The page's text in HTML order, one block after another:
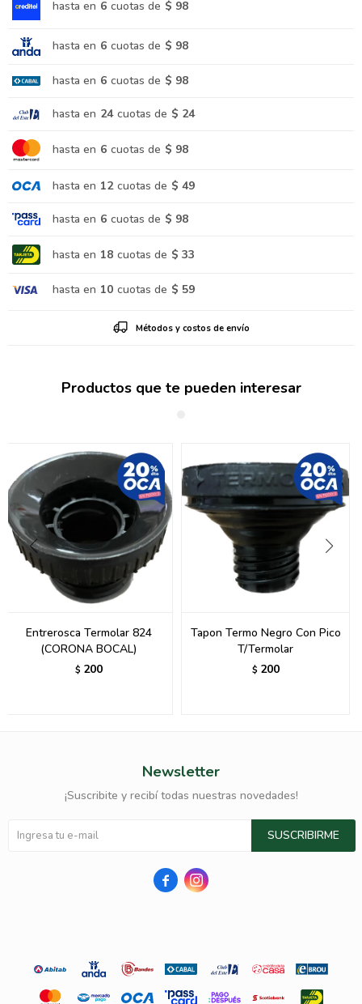
hasta en 6 cuotas de $ 98
hasta en 6 cuotas de $ 98
hasta en 6 cuotas de $ 98
hasta en 24 cuotas de $ 24
hasta en 6 cuotas de $ 98
hasta en 12 cuotas de $ 49
hasta en 6 cuotas de $ 98
hasta en 18 cuotas de $ 33
hasta en 10 cuotas de $ 59
Métodos y costos de envío
Productos que te pueden interesar
Entrerosca Termolar 824
(CORONA BOCAL)
$ 200
Tapon Termo Negro Con Pico
T/Termolar
$ 200
Newsletter
¡Suscribite y recibí todas nuestras novedades!
SUSCRIBIRME
 